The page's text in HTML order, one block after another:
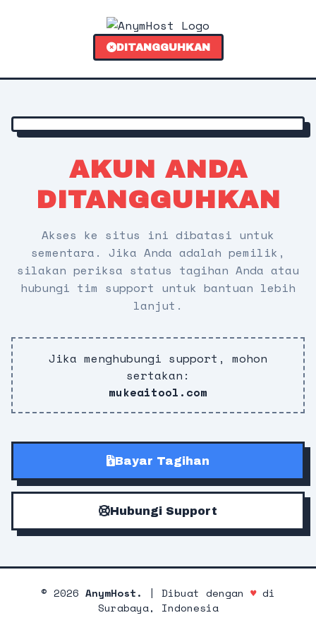
DITANGGUHKAN
AKUN ANDA
DITANGGUHKAN
Akses ke situs ini dibatasi untuk
sementara. Jika Anda adalah pemilik,
silakan periksa status tagihan Anda atau
hubungi tim support untuk bantuan lebih
lanjut.
Jika menghubungi support, mohon
sertakan:
mukeaitool.com
Bayar Tagihan
Hubungi Support
© 2026 AnymHost. | Dibuat dengan ♥di
Surabaya, Indonesia